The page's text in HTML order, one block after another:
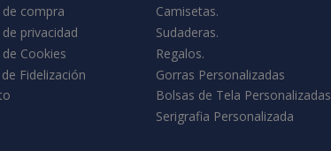
de compra
privacidad
Cookies
Fidelización
Camisetas.
Sudaderas.
Regalos.
Gorras Personalizadas
Bolsas de Tela Personalizadas
Serigrafia Personalizada